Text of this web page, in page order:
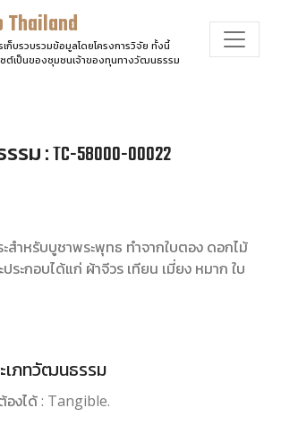
Thailand
ก็บรวบรวมข้อมูลโดยโครงการวิจัย ทั้งนี้
ต์เป็นของชุมชนเจ้าของทุนทางวัฒนธรรม
: TC-58000-00022
สำหรับบูชาพระพุทธ ทำจากใบตอง ดอกไม้
ประกอบได้แก่ ผ้าจีวร เทียน เมี่ยง หมาก ใบ
เภทวัฒนธรรม
องได้ : Tangible.